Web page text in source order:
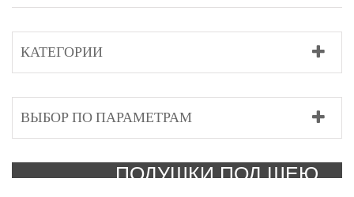
КАТЕГОРИИ
ВЫБОР ПО ПАРАМЕТРАМ
ПОДУШКИ ПОД ШЕЮ